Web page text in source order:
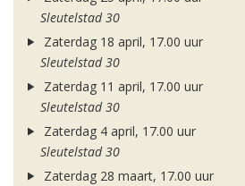
Sleutelstad 30
Zaterdag 18 april, 17.00 uur
Sleutelstad 30
Zaterdag 11 april, 17.00 uur
Sleutelstad 30
Zaterdag 4 april, 17.00 uur
Sleutelstad 30
Zaterdag 28 maart, 17.00 uur